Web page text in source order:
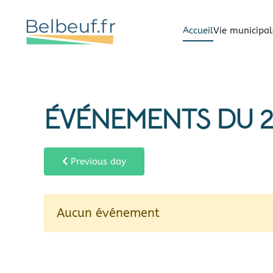
Skip
to
AccueilVie
ÉVÉNEMENTS DU
Previous day
Aucun événement